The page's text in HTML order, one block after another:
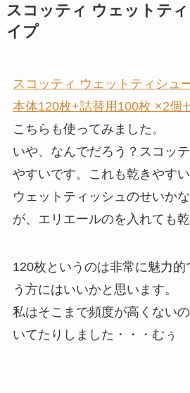
スコッティ ウェットテ
イプ
スコッティ ウェットティシュ
本体120枚+詰替用100枚 ×2個
こちらも使ってみました。
いや、なんでだろう？スコッ
やすいです。これも乾きやすい
ウェットティッシュのせいか
が、エリエールのを入れても
120枚というのは非常に魅力
う方にはいいかと思います。
私はそこまで頻度が高くない
いてたりしました・・・むぅ